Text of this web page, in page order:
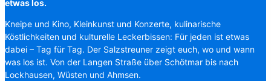
etwas los.
Kneipe und Kino, Kleinkunst und Konzerte, kulinarische
Köstlichkeiten und kulturelle Leckerbissen: Für jeden ist etwas
dabei – Tag für Tag. Der Salzstreuner zeigt euch, wo und wann
was los ist. Von der Langen Straße über Schötmar bis nach
Lockhausen, Wüsten und Ahmsen.